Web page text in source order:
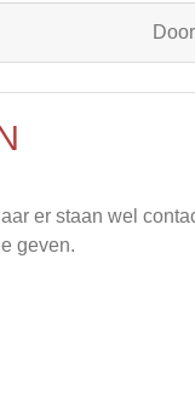
Door
er staan wel
geven.